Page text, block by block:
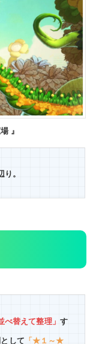
』
。
べ替えて整理」 す
して 「★１～★